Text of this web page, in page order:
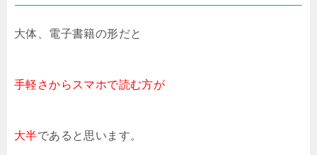
大体、電子書籍の形だと
手軽さからスマホで読む方が
大半であると思います。